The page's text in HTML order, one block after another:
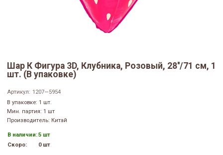
Шар К Фигура 3D, Клубника, Розовый, 28''/71 см, 1
шт. (В упаковке)
Артикул: 1207—5954
В упаковке: 1 шт.
Мин. партия: 1 шт
Производитель: Китай
В наличии:5 шт
Скоро:
0 шт